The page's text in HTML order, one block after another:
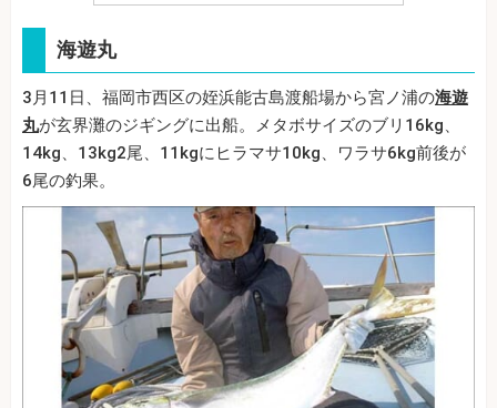
海遊丸
3月11日、福岡市西区の姪浜能古島渡船場から宮ノ浦の海遊
丸が玄界灘のジギングに出船。メタボサイズのブリ16kg、
14kg、13kg2尾、11kgにヒラマサ10kg、ワラサ6kg前後が
6尾の釣果。